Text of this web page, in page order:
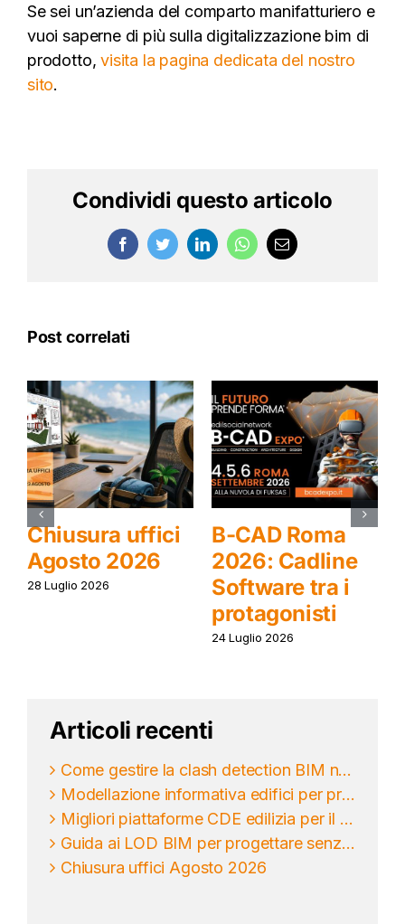
Se sei un’azienda del comparto manifatturiero e
vuoi saperne di più sulla digitalizzazione bim di
prodotto,visita la pagina dedicata del nostro
sito.
Condividi questo articolo
FacebookTwitterLinkedInWhatsApp
Email
Post correlati
Chiusura uffici
Agosto 2026
28 Luglio 2026
B-CAD Roma
2026: Cadline
Software tra i
protagonisti
24 Luglio 2026
Articoli recenti
Come gestire la clash detection BIM nei progetti
Modellazione informativa edifici per progettare meglio
Migliori piattaforme CDE edilizia per il BIM
Guida ai LOD BIM per progettare senza ambiguità
Chiusura uffici Agosto 2026